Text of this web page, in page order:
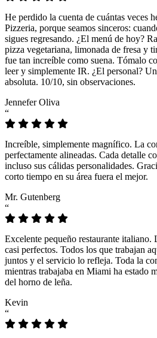
He perdido la cuenta de cuántas veces
Pizzeria, porque seamos sinceros:
sigues regresando. ¿El menú de hoy?
pizza vegetariana, limonada de fresa y
fue tan increíble como suena. Tómalo
leer y simplemente IR. ¿El personal?
absoluta. 10/10, sin observaciones.
Jennefer Oliva
“
Increíble, simplemente magnífico. La
perfectamente alineadas. Cada detalle
incluso sus cálidas personalidades.
corto tiempo en su área fuera el mejor.
Mr. Gutenberg
“
Excelente pequeño restaurante italiano.
casi perfectos. Todos los que trabajan
juntos y el servicio lo refleja. Toda la
mientras trabajaba en Miami ha estado
del horno de leña.
Kevin
“